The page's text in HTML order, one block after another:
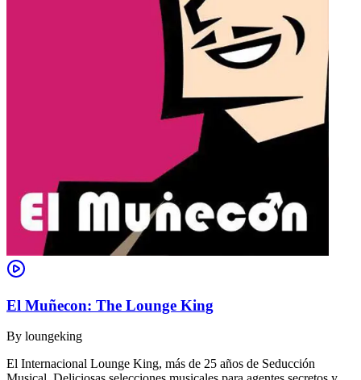
El Muñecon: The Lounge King
By loungeking
El Internacional Lounge King, más de 25 años de Seducción